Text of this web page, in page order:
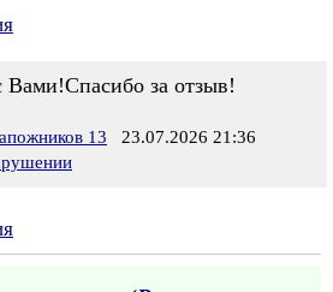
Вами!Спасибо за отзыв!
13 23.07.2026 21:36